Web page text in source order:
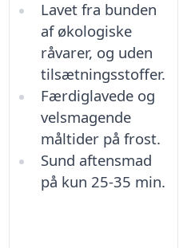
Lavet fra bunden
af økologiske
råvarer, og uden
tilsætningsstoffer.
Færdiglavede og
velsmagende
måltider på frost.
Sund aftensmad
på kun 25-35 min.